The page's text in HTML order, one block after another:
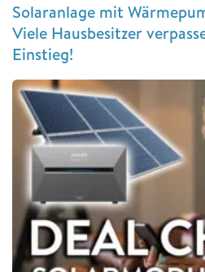
Solaranlage mit
Viele Hausbesitzer
Einstieg!